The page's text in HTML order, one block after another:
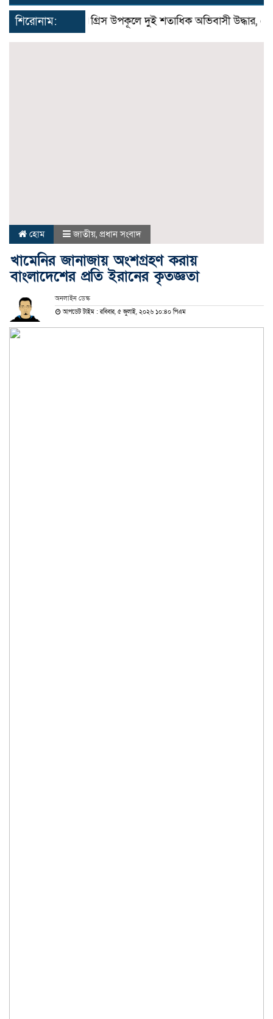
শিরোনাম: গ্রিস উপকূলে দুই শতাধিক অভিবাসী উদ্ধার, বেশির
হোম জাতীয়, প্রধান সংবাদ
খামেনির জানাজায় অংশগ্রহণ করায়
বাংলাদেশের প্রতি ইরানের কৃতজ্ঞতা
অনলাইন ডেস্ক
আপডেট টাইম : রবিবার, ৫ জুলাই, ২০২৬ ১০:৪০ পিএম